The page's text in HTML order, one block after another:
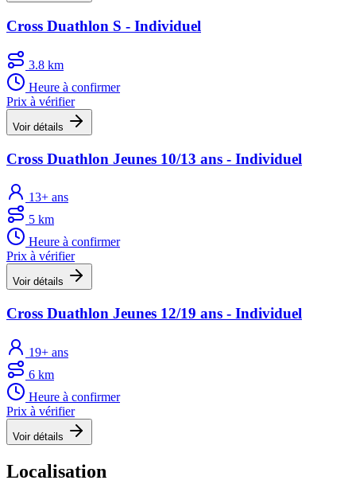
Cross Duathlon S - Individuel
3.8 km
Heure à confirmer
Prix à vérifier
Voir détails
Cross Duathlon Jeunes 10/13 ans - Individuel
13+ ans
5 km
Heure à confirmer
Prix à vérifier
Voir détails
Cross Duathlon Jeunes 12/19 ans - Individuel
19+ ans
6 km
Heure à confirmer
Prix à vérifier
Voir détails
Localisation